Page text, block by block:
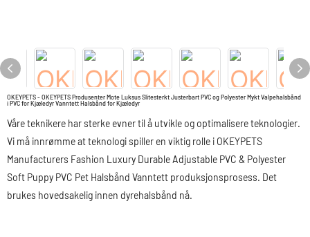
OKEYPETS - OKEYPETS Produsenter Mote Luksus Slitesterkt Justerbart PVC og Polyester Mykt Valpehalsbånd
i PVC for Kjæledyr Vanntett Halsbånd for Kjæledyr
Våre teknikere har sterke evner til å utvikle og optimalisere teknologier.
Vi må innrømme at teknologi spiller en viktig rolle i OKEYPETS
Manufacturers Fashion Luxury Durable Adjustable PVC & Polyester
Soft Puppy PVC Pet Halsbånd Vanntett produksjonsprosess. Det
brukes hovedsakelig innen dyrehalsbånd nå.